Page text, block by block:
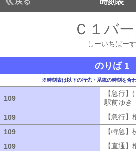
Ｃ１バ
しーいちばーす
のりば 1
※時刻表は以下の行先・系統の時刻を合
109
【急行
駅前ゆき
109
【急行
109
【特急
109
【直通